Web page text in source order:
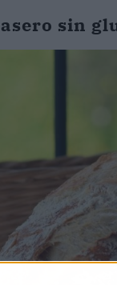
sin